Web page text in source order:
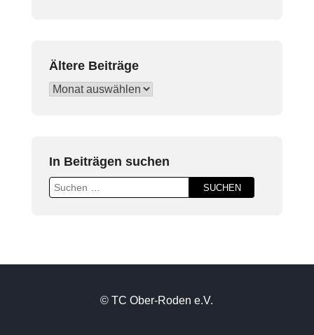
Ältere Beiträge
In Beiträgen suchen
© TC Ober-Roden e.V.